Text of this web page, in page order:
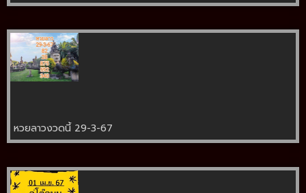
หวยลาวงวดนี้ 29-3-67